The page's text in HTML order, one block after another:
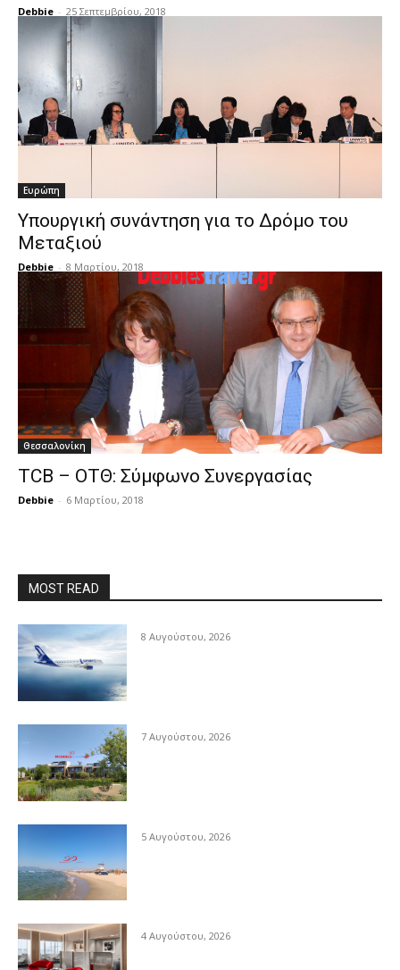
Debbie - 25 Σεπτεμβρίου, 2018
Ευρώπη
Υπουργική συνάντηση για το Δρόμο του
Μεταξιού
Debbie - 8 Μαρτίου, 2018
Θεσσαλονίκη
TCB – ΟΤΘ: Σύμφωνο Συνεργασίας
Debbie - 6 Μαρτίου, 2018
MOST READ
8 Αυγούστου, 2026
7 Αυγούστου, 2026
5 Αυγούστου, 2026
4 Αυγούστου, 2026